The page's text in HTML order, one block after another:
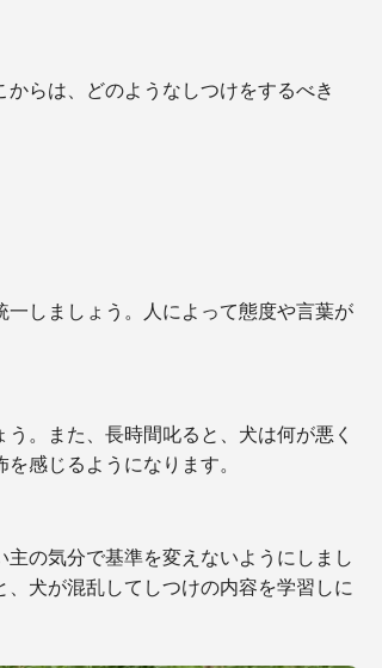
らは、どのようなしつけをするべき
しましょう。人によって態度や言葉が
。また、長時間叱ると、犬は何が悪く
感じるようになります。
の気分で基準を変えないようにしまし
犬が混乱してしつけの内容を学習しに